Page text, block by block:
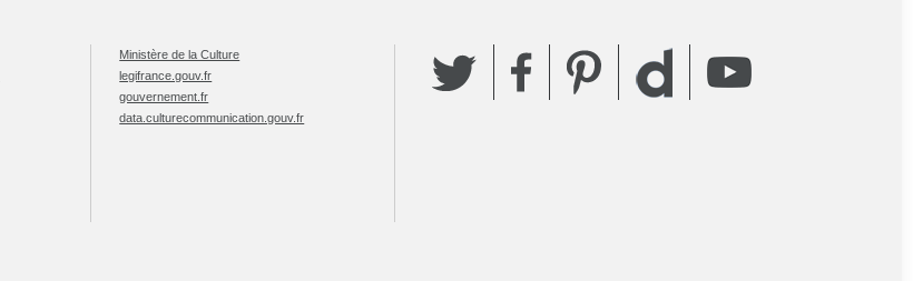
Ministère de la Culture
legifrance.gouv.fr
gouvernement.fr
data.culturecommunication.gouv.fr